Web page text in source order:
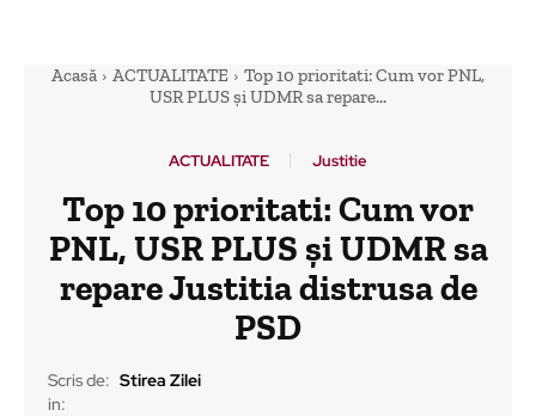
Acasă ACTUALITATE
Top 10 prioritati: Cum vor PNL,
USR PLUS și UDMR sa repare...
ACTUALITATE Justitie
Top 10 prioritati: Cum vor
PNL, USR PLUS și UDMR sa
repare Justitia distrusa de
PSD
Scris de: Stirea Zilei
in: